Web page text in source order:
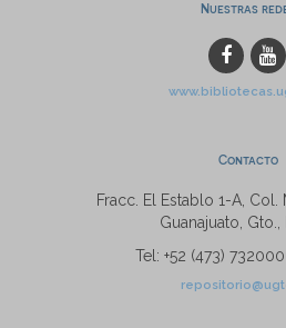
Nuestras
Contacto
Fracc. El Establo 1-A, Col.
Guanajuato,
Tel: +52 (473)